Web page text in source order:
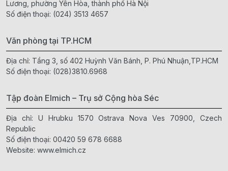
Lương, phường Yên Hòa, thành phố Hà Nội
Số điện thoại: (024) 3513 4657
Văn phòng tại TP.HCM
Địa chỉ: Tầng 3, số 402 Huỳnh Văn Bánh, P. Phú Nhuận,TP.HCM
Số điện thoại: (028)3810.6968
Tập đoàn Elmich – Trụ sở Cộng hòa Séc
Địa chỉ: U Hrubku 1570 Ostrava Nova Ves 70900, Czech
Republic
Số điện thoại: 00420 59 678 6688
Website: www.elmich.cz